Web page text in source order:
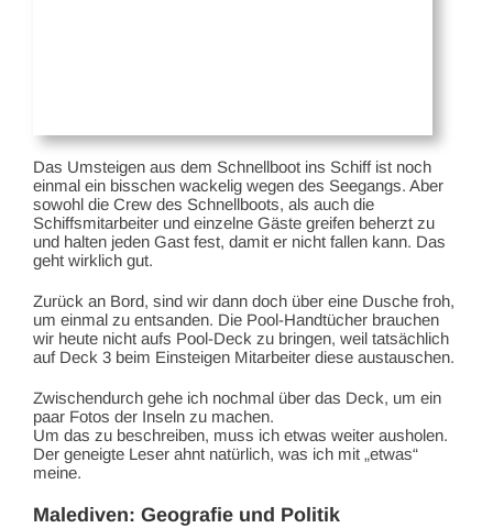
Das Umsteigen aus dem Schnellboot ins Schiff ist noch
einmal ein bisschen wackelig wegen des Seegangs. Aber
sowohl die Crew des Schnellboots, als auch die
Schiffsmitarbeiter und einzelne Gäste greifen beherzt zu
und halten jeden Gast fest, damit er nicht fallen kann. Das
geht wirklich gut.
Zurück an Bord, sind wir dann doch über eine Dusche froh,
um einmal zu entsanden. Die Pool-Handtücher brauchen
wir heute nicht aufs Pool-Deck zu bringen, weil tatsächlich
auf Deck 3 beim Einsteigen Mitarbeiter diese austauschen.
Zwischendurch gehe ich nochmal über das Deck, um ein
paar Fotos der Inseln zu machen.
Um das zu beschreiben, muss ich etwas weiter ausholen.
Der geneigte Leser ahnt natürlich, was ich mit „etwas“
meine.
Malediven: Geografie und Politik